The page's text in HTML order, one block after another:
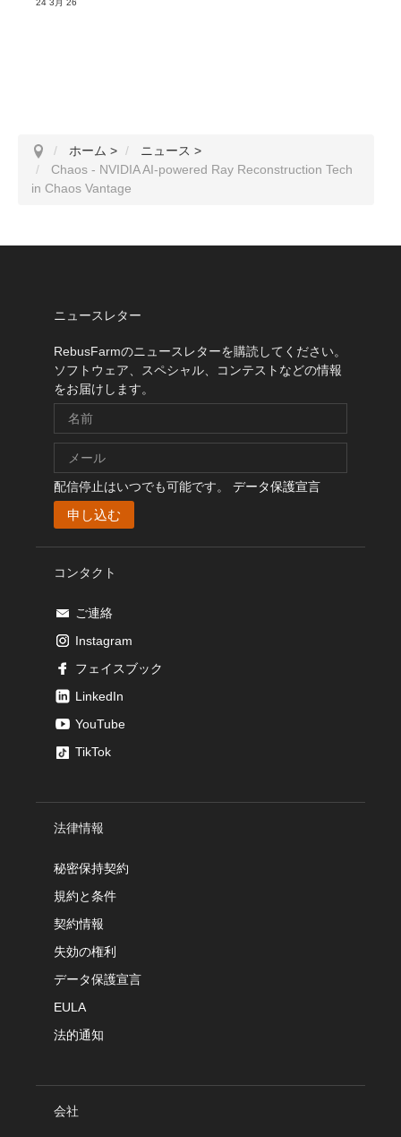
24 3月 26
ホーム > ニュース >
Chaos - NVIDIA AI-powered Ray Reconstruction Tech
in Chaos Vantage
ニュースレター
RebusFarmのニュースレターを購読してください。
ソフトウェア、スペシャル、コンテストなどの情報
をお届けします。
配信停止はいつでも可能です。 データ保護宣言
コンタクト
ご連絡
Instagram
フェイスブック
LinkedIn
YouTube
TikTok
法律情報
秘密保持契約
規約と条件
契約情報
失効の権利
データ保護宣言
EULA
法的通知
会社